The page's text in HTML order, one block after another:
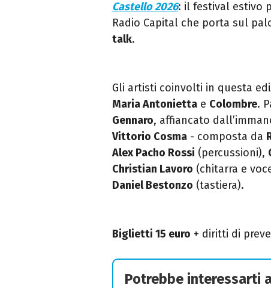
Castello 2026: il festival estivo
Radio Capital che porta sul
talk.
Gli artisti coinvolti in questa
Maria Antonietta e Colombre.
Gennaro, affiancato
Vittorio Cosma - composta da
Alex Pacho Rossi (percussioni),
Christian Lavoro (chitarra e
Daniel Bestonzo (tastiera).
Biglietti 15 euro + diritti di
Potrebbe interessarti